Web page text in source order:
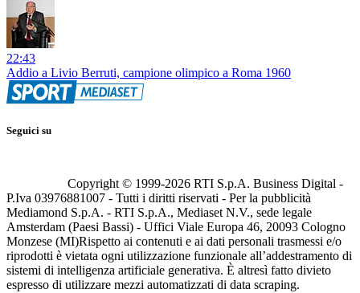
22:43
Addio a Livio Berruti, campione olimpico a Roma 1960
Seguici su
Copyright © 1999-2026 RTI S.p.A. Business Digital -
P.Iva 03976881007 - Tutti i diritti riservati - Per la pubblicità
Mediamond S.p.A. - RTI S.p.A., Mediaset N.V., sede legale
Amsterdam (Paesi Bassi) - Uffici Viale Europa 46, 20093 Cologno
Monzese (MI)Rispetto ai contenuti e ai dati personali trasmessi e/o
riprodotti è vietata ogni utilizzazione funzionale all’addestramento di
sistemi di intelligenza artificiale generativa. È altresì fatto divieto
espresso di utilizzare mezzi automatizzati di data scraping.